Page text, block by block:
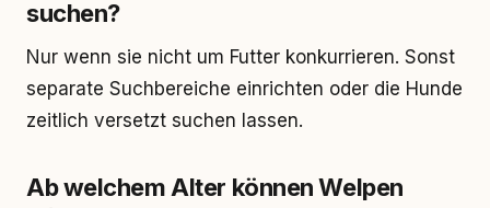
suchen?
Nur wenn sie nicht um Futter konkurrieren. Sonst
separate Suchbereiche einrichten oder die Hunde
zeitlich versetzt suchen lassen.
Ab welchem Alter können Welpen